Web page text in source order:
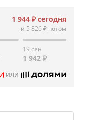
1 944 ₽сегодня
и 5 826 ₽потом
19 сен
1 942 ₽
или